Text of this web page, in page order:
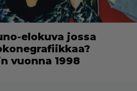
elokuva jossa
vuonna 1998